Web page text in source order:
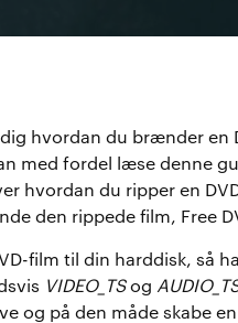
dig hvordan du brænder
med fordel læse denne
hvordan du ripper en
den rippede film, Free
film til din harddisk, så
VIDEO_TSog
og på den måde skabe